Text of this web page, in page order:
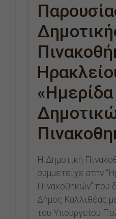
«Ημερίδα
Η Δημοτική
συμμετείχε στην
Πινακοθηκών” που
Δήμος Καλλιθέας
του Υπουργείου